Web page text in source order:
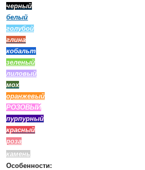
черный
белый
голубой
глина
кобальт
зеленый
лиловый
мох
оранжевый
РОЗОВЫЙ
пурпурный
красный
роза
камень
Особенности: